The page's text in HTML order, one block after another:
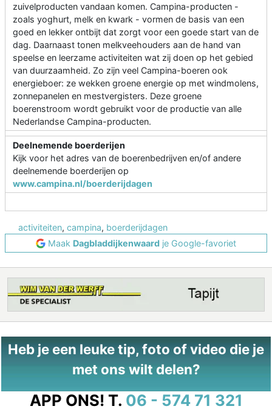
zuivelproducten vandaan komen. Campina-producten -
zoals yoghurt, melk en kwark - vormen de basis van een
goed en lekker ontbijt dat zorgt voor een goede start van de
dag. Daarnaast tonen melkveehouders aan de hand van
speelse en leerzame activiteiten wat zij doen op het gebied
van duurzaamheid. Zo zijn veel Campina-boeren ook
energieboer: ze wekken groene energie op met windmolens,
zonnepanelen en mestvergisters. Deze groene
boerenstroom wordt gebruikt voor de productie van alle
Nederlandse Campina-producten.
Deelnemende boerderijen
Kijk voor het adres van de boerenbedrijven en/of andere
deelnemende boerderijen op
www.campina.nl/boerderijdagen
activiteiten, campina, boerderijdagen
Maak Dagbladdijkenwaard je Google-favoriet
Heb je een leuke tip, foto of video die je
met ons wilt delen?
APP ONS! T. 06 - 574 71 321